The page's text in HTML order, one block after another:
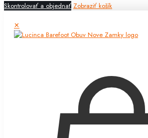
Skontrolovať a objednať Zobraziť košík
✕